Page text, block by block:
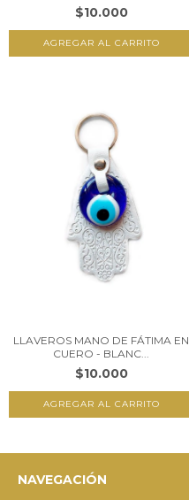
$10.000
LLAVEROS MANO DE FÁTIMA EN
CUERO - BLANC...
$10.000
NAVEGACIÓN